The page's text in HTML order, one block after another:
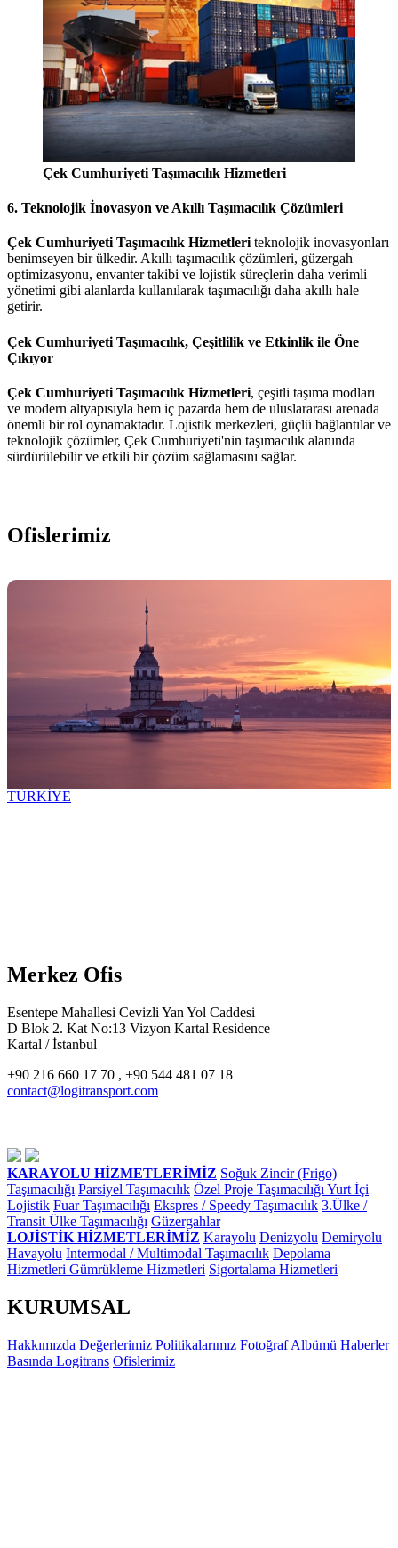
Çek Cumhuriyeti Taşımacılık Hizmetleri
6. Teknolojik İnovasyon ve Akıllı Taşımacılık Çözümleri
Çek Cumhuriyeti Taşımacılık Hizmetleriteknolojik inovasyonları
benimseyen bir ülkedir. Akıllı taşımacılık çözümleri, güzergah
optimizasyonu, envanter takibi ve lojistik süreçlerin daha verimli
yönetimi gibi alanlarda kullanılarak taşımacılığı daha akıllı hale
getirir.
Çek Cumhuriyeti Taşımacılık, Çeşitlilik ve Etkinlik ile Öne
Çıkıyor
Çek Cumhuriyeti Taşımacılık Hizmetleri, çeşitli taşıma modları
ve modern altyapısıyla hem iç pazarda hem de uluslararası arenada
önemli bir rol oynamaktadır. Lojistik merkezleri, güçlü bağlantılar ve
teknolojik çözümler, Çek Cumhuriyeti'nin taşımacılık alanında
sürdürülebilir ve etkili bir çözüm sağlamasını sağlar.
Ofislerimiz
TÜRKİYE
Merkez Ofis
Esentepe Mahallesi Cevizli Yan Yol Caddesi
D Blok 2. Kat No:13 Vizyon Kartal Residence
Kartal / İstanbul
+90 216 660 17 70 , +90 544 481 07 18
contact@logitransport.com
KARAYOLU HİZMETLERİMİZ Soğuk Zincir (Frigo)
Taşımacılığı Parsiyel Taşımacılık Özel Proje Taşımacılığı Yurt İçi
Lojistik Fuar Taşımacılığı Ekspres / Speedy Taşımacılık 3.Ülke /
Transit Ülke Taşımacılığı Güzergahlar
LOJİSTİK HİZMETLERİMİZ Karayolu Denizyolu Demiryolu
Havayolu Intermodal / Multimodal Taşımacılık Depolama
Hizmetleri Gümrükleme Hizmetleri Sigortalama Hizmetleri
KURUMSAL
Hakkımızda Değerlerimiz Politikalarımız Fotoğraf Albümü Haberler
Basında Logitrans Ofislerimiz